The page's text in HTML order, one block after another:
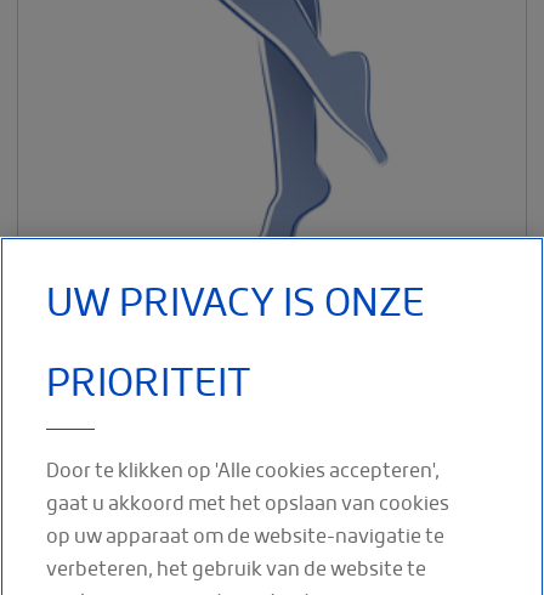
Therapeutische Elastische Kousen (TEK) confectie drukklasse
Paginatie
paginaVolgende
pagina
Next
›
UW PRIVACY IS ONZE
PRIORITEIT
Door te klikken op 'Alle cookies accepteren',
gaat u akkoord met het opslaan van cookies
op uw apparaat om de website-navigatie te
verbeteren, het gebruik van de website te